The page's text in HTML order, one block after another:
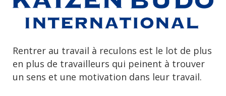
Rentrer au travail à reculons est le lot de plus
en plus de travailleurs qui peinent à trouver
un sens et une motivation dans leur travail.